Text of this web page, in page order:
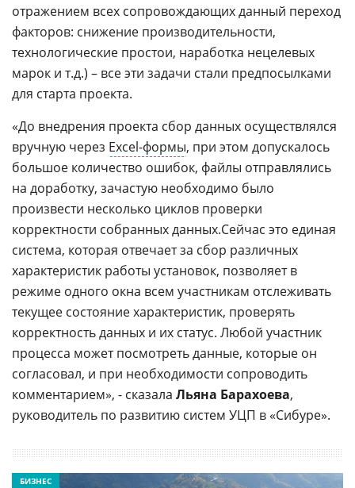
отражением всех сопровождающих данный переход
факторов: снижение производительности,
технологические простои, наработка нецелевых
марок и т.д.) – все эти задачи стали предпосылками
для старта проекта.
«До внедрения проекта сбор данных осуществлялся
вручную через Excel-формы, при этом допускалось
большое количество ошибок, файлы отправлялись
на доработку, зачастую необходимо было
произвести несколько циклов проверки
корректности собранных данных.Cейчас это единая
система, которая отвечает за сбор различных
характеристик работы установок, позволяет в
режиме одного окна всем участникам отслеживать
текущее состояние характеристик, проверять
корректность данных и их статус. Любой участник
процесса может посмотреть данные, которые он
согласовал, и при необходимости сопроводить
комментарием», - сказала Льяна Барахоева,
руководитель по развитию систем УЦП в «Сибуре».
БИЗНЕС